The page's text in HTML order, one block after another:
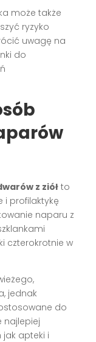
może także
ryzyko
uwagę na
do
z ziółto
i profilaktykę
naparu z
czterokrotnie w
jednak
do
najlepiej
jak apteki i